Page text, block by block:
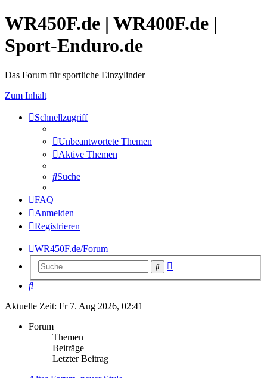
WR450F.de | WR400F.de |
Sport-Enduro.de
Das Forum für sportliche Einzylinder
Zum Inhalt
Schnellzugriff
Unbeantwortete Themen
Aktive Themen
Suche
FAQ
Anmelden
Registrieren
WR450F.de/Forum
Suche
Suche
Aktuelle Zeit: Fr 7. Aug 2026, 02:41
Forum
Themen
Beiträge
Letzter Beitrag